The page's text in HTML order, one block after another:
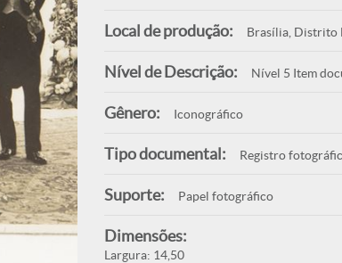
Local de produção: Brasília, Distrito
Nível de Descrição: Nível 5 Item
Gênero: Iconográfico
Tipo documental: Registro
Suporte: Papel fotográfico
Dimensões:
Largura: 14,50